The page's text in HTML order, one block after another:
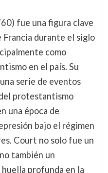
fue una figura clave
durante el siglo
como
en el país. Su
serie de eventos
protestantismo
una época de
bajo el régimen
Court no solo fue un
también un
profunda en la